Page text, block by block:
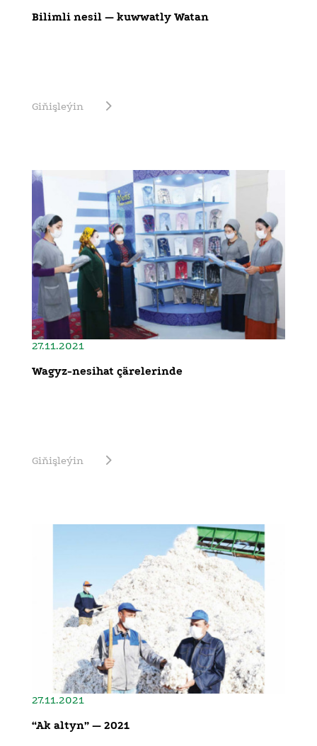
Bilimli nesil — kuwwatly Watan
Giňişleýin
27.11.2021
Wagyz-nesihat çärelerinde
Giňişleýin
27.11.2021
“Ak altyn” — 2021